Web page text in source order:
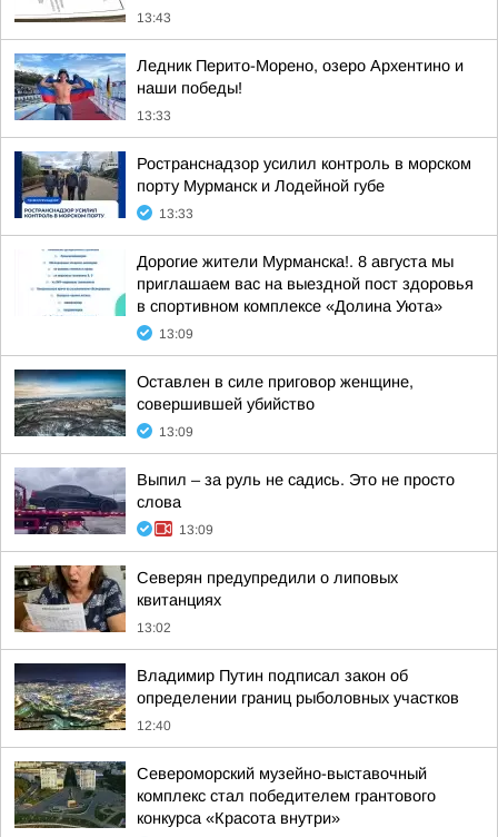
13:43
Ледник Перито-Морено, озеро Архентино и
наши победы!
13:33
Ространснадзор усилил контроль в морском
порту Мурманск и Лодейной губе
13:33
Дорогие жители Мурманска!. 8 августа мы
приглашаем вас на выездной пост здоровья
в спортивном комплексе «Долина Уюта»
13:09
Оставлен в силе приговор женщине,
совершившей убийство
13:09
Выпил – за руль не садись. Это не просто
слова
13:09
Северян предупредили о липовых
квитанциях
13:02
Владимир Путин подписал закон об
определении границ рыболовных участков
12:40
Североморский музейно-выставочный
комплекс стал победителем грантового
конкурса «Красота внутри»